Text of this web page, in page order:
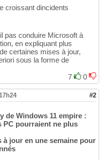
croissant dincidents
pas conduire Microsoft à
en expliquant plus
certaines mises à jour,
sous la forme de
7
0
#2
de Windows 11 empire :
PC pourraient ne plus
jour en une semaine pour